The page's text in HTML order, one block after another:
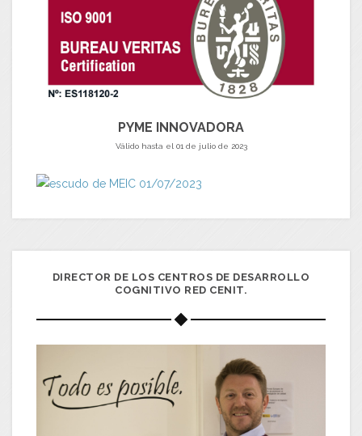
PYME INNOVADORA
Válido hasta el 01 de julio de 2023
DIRECTOR DE LOS CENTROS DE DESARROLLO
COGNITIVO RED CENIT.